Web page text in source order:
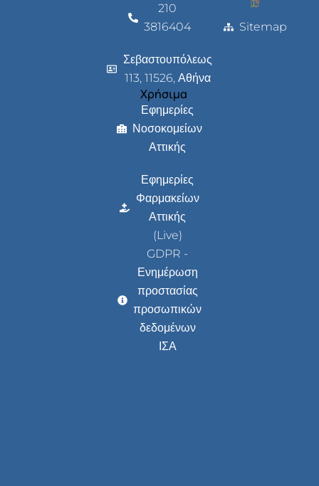
210
3816404
Σεβαστουπόλεως
113, 11526, Αθήνα
Χρήσιμα
Εφημερίες
Νοσοκομείων
Αττικής
Εφημερίες
Φαρμακείων
Αττικής
(Live)
GDPR -
Ενημέρωση
προστασίας
προσωπικών
δεδομένων
ΙΣΑ
Sitemap